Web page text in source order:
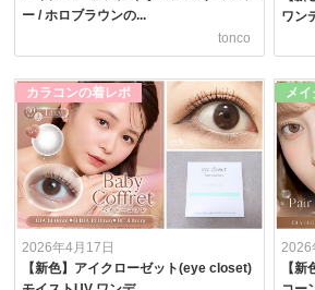
ー / ホロブラウンの...
tonco
ワン
カラコンの着レポ
2026年4月17日
【新色】アイクローゼット(eye closet)
メ
2026
【